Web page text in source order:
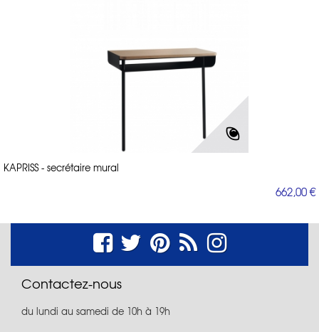
KAPRISS - secrétaire mural
662,00 €
Contactez-nous
du lundi au samedi de 10h à 19h